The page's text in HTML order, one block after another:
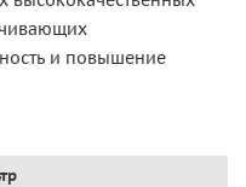
и повышение